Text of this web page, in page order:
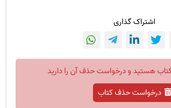
اشتراک گذاری
کتاب هستید و درخواست حذف آن را دارید
درخواست حذف کتاب